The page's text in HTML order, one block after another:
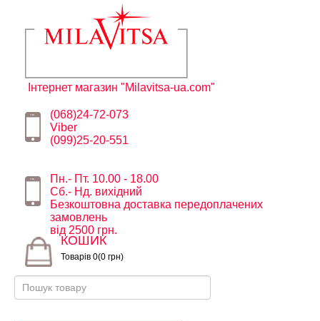
Інтернет магазин "Milavitsa-ua.com"
(068)24-72-073
Viber
(099)25-20-551
Пн.- Пт. 10.00 - 18.00
Сб.- Нд. вихідний
Безкоштовна доставка передоплачених
замовлень
від 2500 грн.
КОШИК
Товарів 0(0 грн)